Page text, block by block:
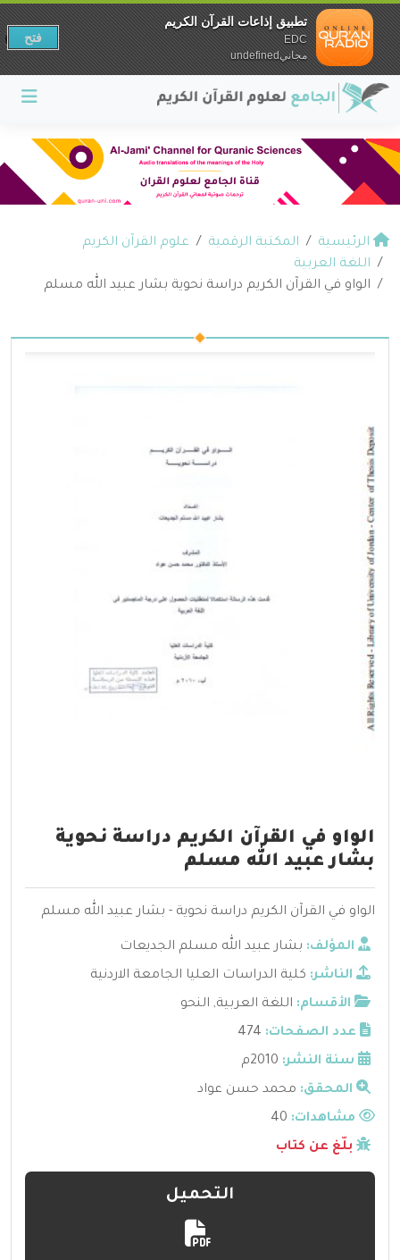
الرئيسية المكتبة الرقمية
علوم القرآن الكريم
اللغة العربية
الواو في القرآن الكريم دراسة نحوية بشار عبيد الله مسلم
الواو في القرآن الكريم دراسة نحوية
بشار عبيد الله مسلم
الواو في القرآن الكريم دراسة نحوية - بشار عبيد الله مسلم
المؤلف: بشار عبيد الله مسلم الجديعات
الناشر: كلية الدراسات العليا الجامعة الاردنية
الأقسام: اللغة العربية, النحو
عدد الصفحات: 474
سنة النشر: 2010م
المحقق: محمد حسن عواد
مشاهدات:
بلّغ عن كتاب
التحميل
تطبيق إذاعات القرآن الكريم
EDC
مجانيundefined
فتح